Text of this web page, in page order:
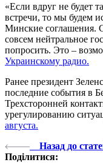
«Если вдруг не будет
встречи, то мы будем
Минские соглашения.
совсем нейтральное
попросить. Это –
Украинскому радио.
Ранее президент
последние события в
Трехсторонней
урегулированию
августа.
Назад до
Поділитися: